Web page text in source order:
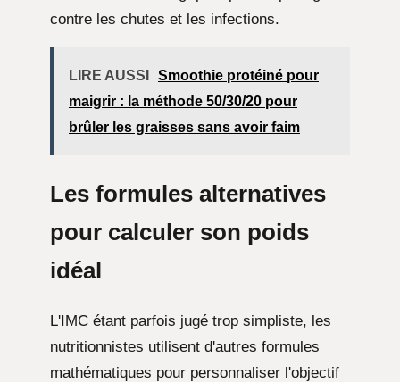
contre les chutes et les infections.
LIRE AUSSI
Smoothie protéiné pour
maigrir : la méthode 50/30/20 pour
brûler les graisses sans avoir faim
Les formules alternatives
pour calculer son poids
idéal
L'IMC étant parfois jugé trop simpliste, les
nutritionnistes utilisent d'autres formules
mathématiques pour personnaliser l'objectif